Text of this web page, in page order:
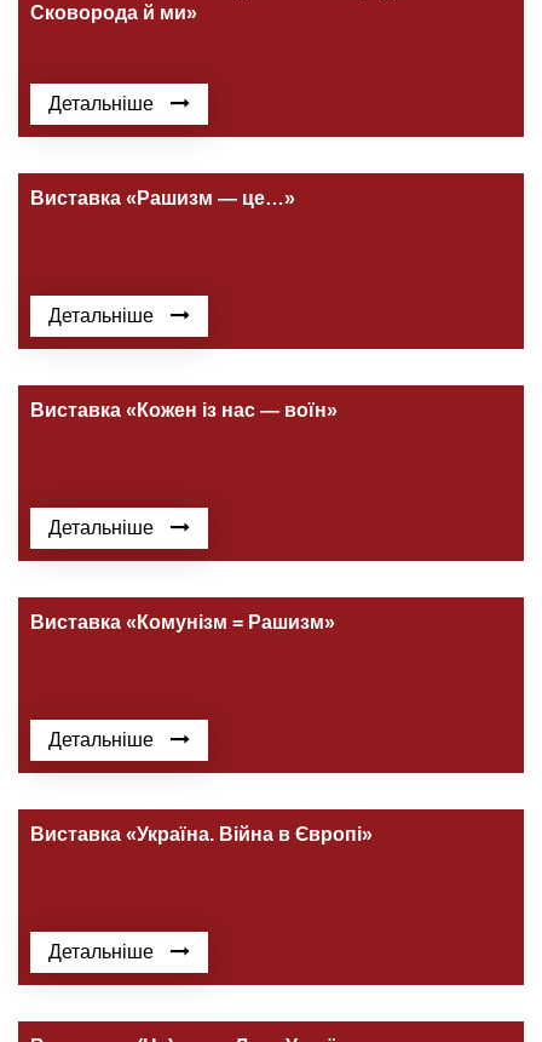
Сковорода й ми»
Детальніше
Виставка «Рашизм — це…»
Детальніше
Виставка «Кожен із нас — воїн»
Детальніше
Виставка «Комунізм = Рашизм»
Детальніше
Виставка «Україна. Війна в Європі»
Детальніше